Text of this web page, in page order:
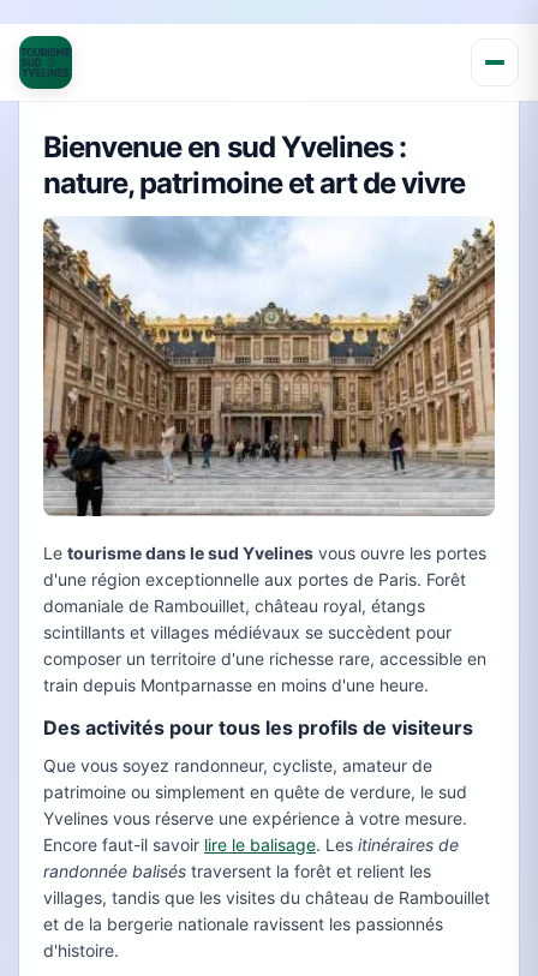
Bienvenue en sud Yvelines :
nature, patrimoine et art de vivre
Le tourisme dans le sud Yvelines vous ouvre les portes
d'une région exceptionnelle aux portes de Paris. Forêt
domaniale de Rambouillet, château royal, étangs
scintillants et villages médiévaux se succèdent pour
composer un territoire d'une richesse rare, accessible en
train depuis Montparnasse en moins d'une heure.
Des activités pour tous les profils de visiteurs
Que vous soyez randonneur, cycliste, amateur de
patrimoine ou simplement en quête de verdure, le sud
Yvelines vous réserve une expérience à votre mesure.
Encore faut-il savoir lire le balisage. Les itinéraires de
randonnée balisés traversent la forêt et relient les
villages, tandis que les visites du château de Rambouillet
et de la bergerie nationale ravissent les passionnés
d'histoire.